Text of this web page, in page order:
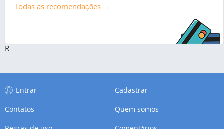
Todas as recomendações →
R
Entrar
Cadastrar
Contatos
Quem somos